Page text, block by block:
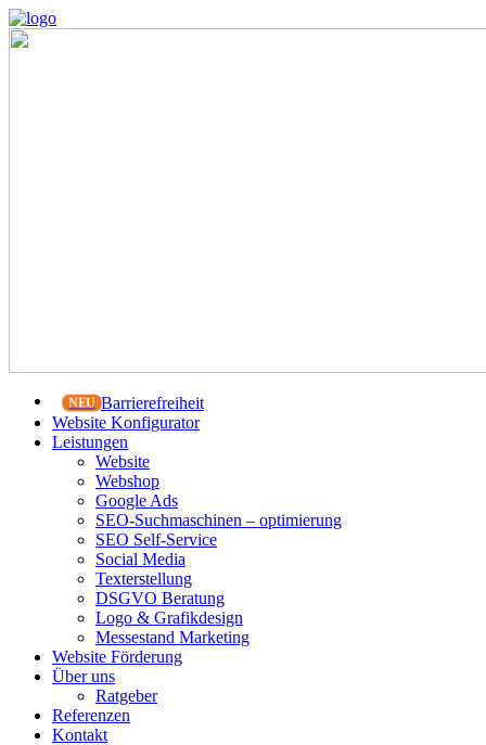
Barrierefreiheit
Website Konfigurator
Leistungen
Website
Webshop
Google Ads
SEO-Suchmaschinen – optimierung
SEO Self-Service
Social Media
Texterstellung
DSGVO Beratung
Logo & Grafikdesign
Messestand Marketing
Website Förderung
Über uns
Ratgeber
Referenzen
Kontakt